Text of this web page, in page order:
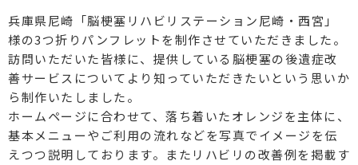
兵庫県尼崎「脳梗塞リハビリステーション尼崎・西宮」
様の3つ折りパンフレットを制作させていただきました。
訪問いただいた皆様に、提供している脳梗塞の後遺症改
善サービスについてより知っていただきたいという思いか
ら制作いたしました。
ホームページに合わせて、落ち着いたオレンジを主体に、
基本メニューやご利用の流れなどを写真でイメージを伝
えつつ説明しております。またリハビリの改善例を掲載す